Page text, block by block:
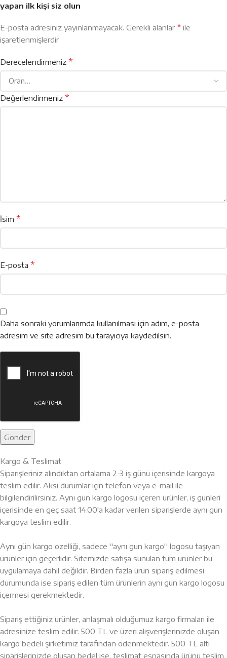
yapan ilk kişi siz olun
E-posta adresiniz yayınlanmayacak. Gerekli alanlar* ile
işaretlenmişlerdir
Derecelendirmeniz *
Değerlendirmeniz *
İsim *
E-posta *
Daha sonraki yorumlarımda kullanılması için adım, e-posta
adresim ve site adresim bu tarayıcıya kaydedilsin.
Kargo & Teslimat
Siparişleriniz alındıktan ortalama 2-3 iş günü içerisinde kargoya
teslim edilir. Aksi durumlar için telefon veya e-mail ile
bilgilendirilirsiniz. Aynı gün kargo logosu içeren ürünler, iş günleri
içerisinde en geç saat 14.00'a kadar verilen siparişlerde aynı gün
kargoya teslim edilir.
Aynı gün kargo özelliği, sadece ''aynı gün kargo'' logosu taşıyan
ürünler için geçerlidir. Sitemizde satışa sunulan tüm ürünler bu
uygulamaya dahil değildir. Birden fazla ürün sipariş edilmesi
durumunda ise sipariş edilen tüm ürünlerin aynı gün kargo logosu
içermesi gerekmektedir.
Sipariş ettiğiniz ürünler, anlaşmalı olduğumuz kargo firmaları ile
adresinize teslim edilir. 500 TL ve üzeri alışverişlerinizde oluşan
kargo bedeli şirketimiz tarafından ödenmektedir. 500 TL altı
siparişlerinizde oluşan bedel ise, teslimat esnasında ürünü teslim